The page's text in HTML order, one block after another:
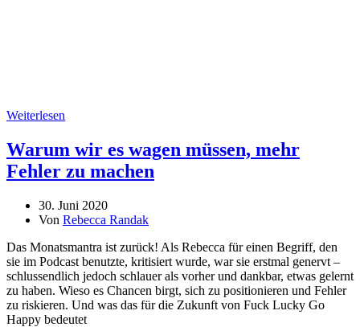
Weiterlesen
Warum wir es wagen müssen, mehr
Fehler zu machen
30. Juni 2020
Von Rebecca Randak
Das Monatsmantra ist zurück! Als Rebecca für einen Begriff, den
sie im Podcast benutzte, kritisiert wurde, war sie erstmal genervt –
schlussendlich jedoch schlauer als vorher und dankbar, etwas gelernt
zu haben. Wieso es Chancen birgt, sich zu positionieren und Fehler
zu riskieren. Und was das für die Zukunft von Fuck Lucky Go
Happy bedeutet